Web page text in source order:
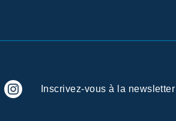
Inscrivez-vous à la newsletter